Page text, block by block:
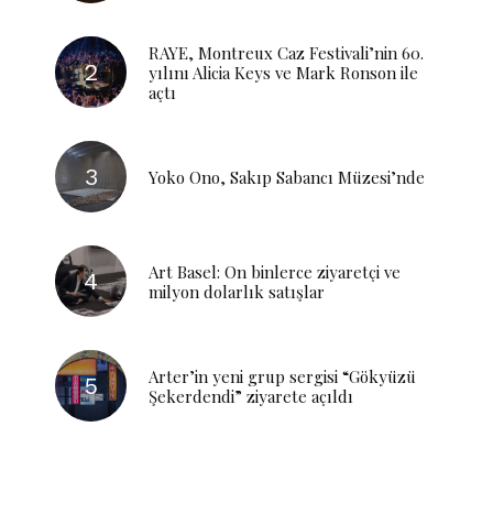
RAYE, Montreux Caz Festivali’nin 60.
yılını Alicia Keys ve Mark Ronson ile
açtı
Yoko Ono, Sakıp Sabancı Müzesi’nde
Art Basel: On binlerce ziyaretçi ve
milyon dolarlık satışlar
Arter’in yeni grup sergisi “Gökyüzü
Şekerdendi” ziyarete açıldı